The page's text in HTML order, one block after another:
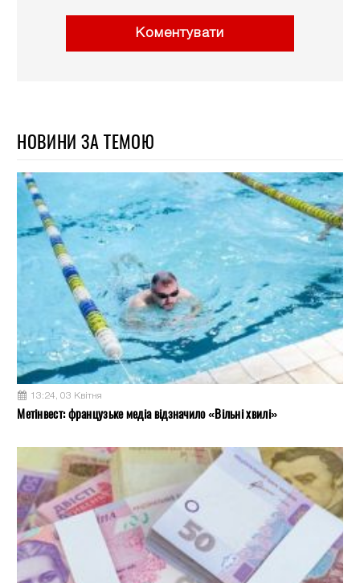
Коментувати
НОВИНИ ЗА ТЕМОЮ
13:24, 03 Квітня
Метінвест: французьке медіа відзначило «Вільні хвилі»